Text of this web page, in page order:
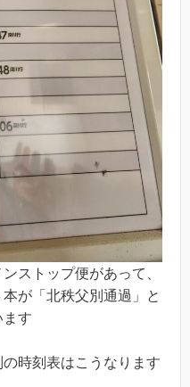
ストップ便があって、
が「北秩父別通過」と
す
時刻表はこうなります